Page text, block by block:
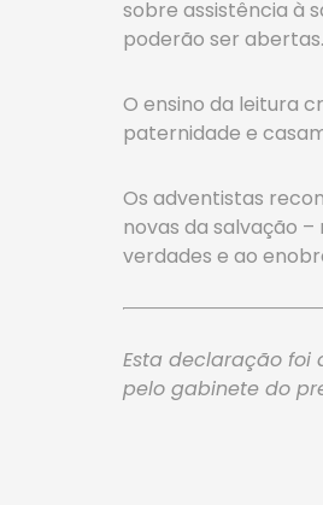
sobre assistência à
poderão ser abertas.
O ensino da leitura
paternidade e
Os adventistas
novas da salvação
verdades e ao
Esta declaração foi
pelo gabinete do